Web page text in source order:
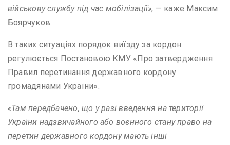
військову службу під час мобілізації», — каже Максим
Боярчуков.
В таких ситуаціях порядок виїзду за кордон
регулюється Постановою КМУ «Про затвердження
Правил перетинання державного кордону
громадянами України».
«Там передбачено, що у разі введення на території
України надзвичайного або воєнного стану право на
перетин державного кордону мають інші